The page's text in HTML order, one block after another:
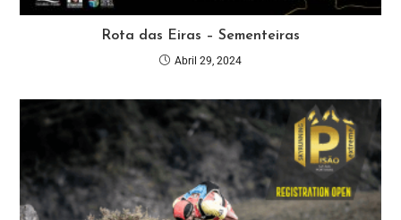
Rota das Eiras – Sementeiras
Abril 29, 2024